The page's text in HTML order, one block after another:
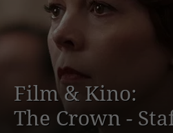
Film & Kino:
The Crown -